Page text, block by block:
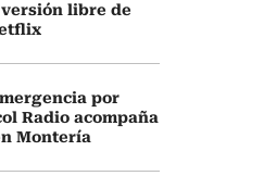
libre de
por
Radio acompaña
Montería